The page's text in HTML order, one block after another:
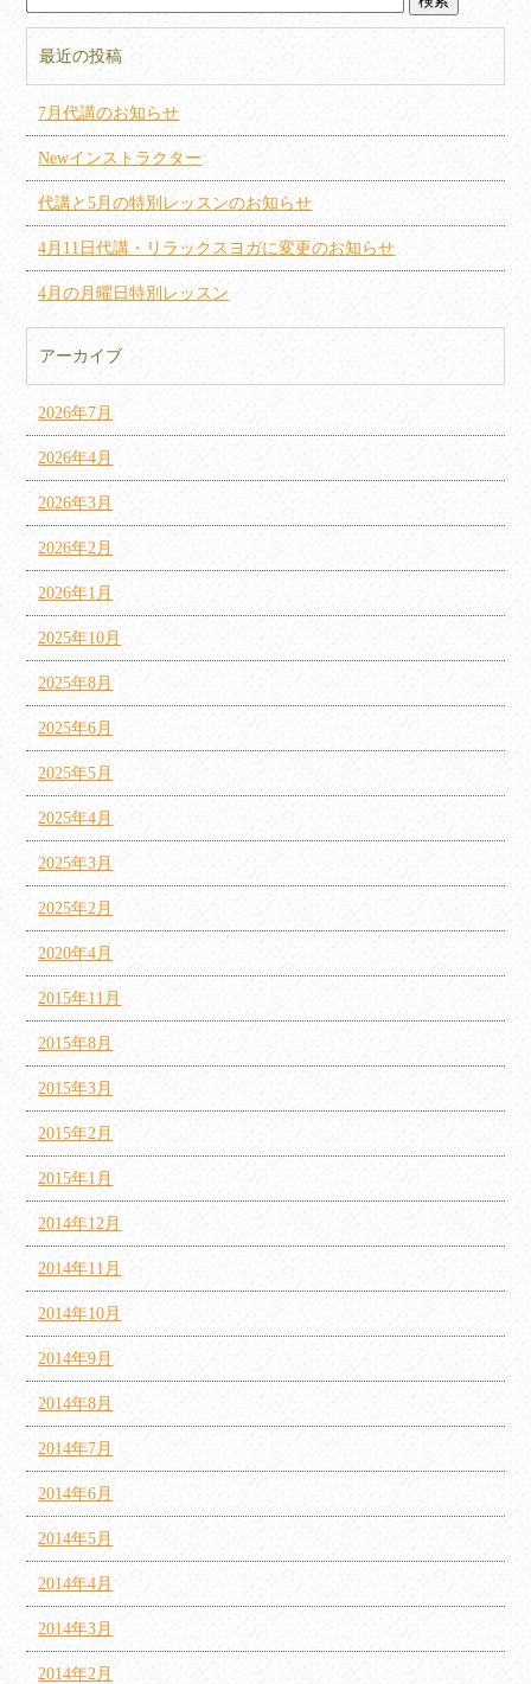
最近の投稿
7月代講のお知らせ
Newインストラクター
代講と5月の特別レッスンのお知らせ
4月11日代講・リラックスヨガに変更のお知らせ
4月の月曜日特別レッスン
アーカイブ
2026年7月
2026年4月
2026年3月
2026年2月
2026年1月
2025年10月
2025年8月
2025年6月
2025年5月
2025年4月
2025年3月
2025年2月
2020年4月
2015年11月
2015年8月
2015年3月
2015年2月
2015年1月
2014年12月
2014年11月
2014年10月
2014年9月
2014年8月
2014年7月
2014年6月
2014年5月
2014年4月
2014年3月
2014年2月